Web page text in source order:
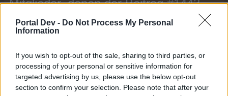
Portal Dev - Do Not Process My Personal
Information
If you wish to opt-out of the sale, sharing to third parties, or
processing of your personal or sensitive information for
targeted advertising by us, please use the below opt-out
section to confirm your selection. Please note that after your
Mitglieder, denen der Beitrag #1443
gefällt
wenn Du in diesem Forum aktiv an den
Gesprächen teilnehmen oder eigene Themen
starten möchtest, musst Du Dich bitte zunächst